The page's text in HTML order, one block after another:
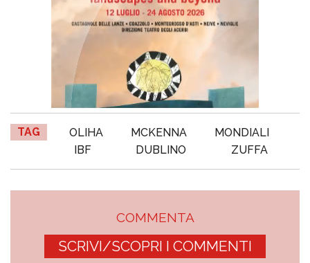
TAG OLIHA MCKENNA
MONDIALI
IBF
DUBLINO ZUFFA
COMMENTA
SCRIVI/SCOPRI I COMMENTI